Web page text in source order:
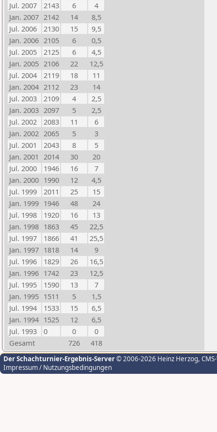
Jul. 2007
2143 6
4
Jan. 2007 2142 14
8,5
Jul. 2006
2130 15
9,5
Jan. 2006 2105 6
0,5
Jul. 2005
2125 6
4,5
Jan. 2005 2106 22
12,5
Jul. 2004
2119 18
11
Jan. 2004 2112 23
14
Jul. 2003
2109 4
2,5
Jan. 2003 2097 5
2,5
Jul. 2002
2083 11
6
Jan. 2002 2065 5
3
Jul. 2001
2043 8
5
Jan. 2001 2014 30
20
Jul. 2000
1946 16
7
Jan. 2000 1990 12
4,5
Jul. 1999
2011 25
15
Jan. 1999 1946 48
24
Jul. 1998
1920 16
13
Jan. 1998 1863 45
22,5
Jul. 1997
1866 41
25,5
Jan. 1997 1818 14
9
Jul. 1996
1829 26
16,5
Jan. 1996 1742 23
12,5
Jul. 1995
1590 13
7
Jan. 1995 1511 5
1,5
Jul. 1994
1533 15
6,5
Jan. 1994 1525 12
6,5
Jul. 1993
0 0
0
Gesamt
726 418
Der Schachturnier-Ergebnis-Server© 2006-2026 Heinz Herzog,
Impressum / Nutzungsbedingungen